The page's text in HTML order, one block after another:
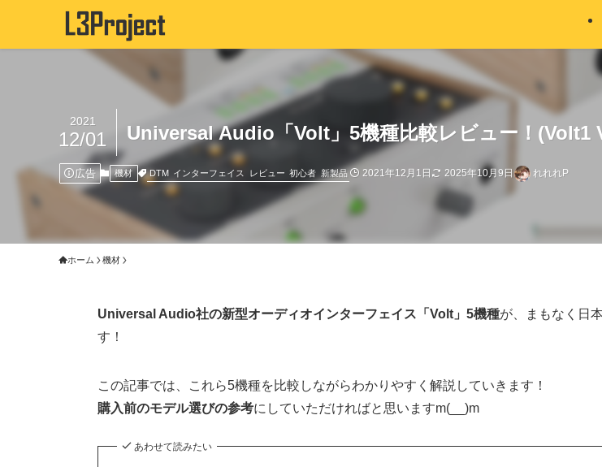
Universal Audio「Volt」5機種比較レビュー！(Volt1
2021
12/01
広告 機材 DTM インターフェイス レビュー 初心者 新製品 2021年12月1日 2025年10月9日 れれれP
ホーム 機材
Universal Audio社の新型オーディオインターフェイス「Volt」5機種が、まもなく日
す！
この記事では、これら5機種を比較しながらわかりやすく解説していきます！
購入前のモデル選びの参考にしていただければと思いますm(__)m
あわせて読みたい